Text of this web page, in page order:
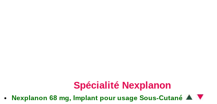
Spécialité Nexplanon
Nexplanon 68 mg, Implant pour usage Sous-Cutané